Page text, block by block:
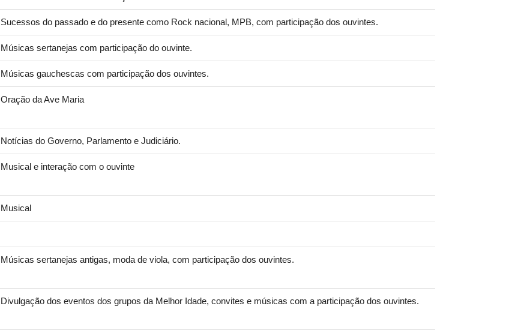
Sucessos do passado e do presente como Rock nacional, MPB, com participação dos ouvintes.
Músicas sertanejas com participação do ouvinte.
Músicas gauchescas com participação dos ouvintes.
Oração da Ave Maria
Notícias do Governo, Parlamento e Judiciário.
Musical e interação com o ouvinte
Musical
Músicas sertanejas antigas, moda de viola, com participação dos ouvintes.
Divulgação dos eventos dos grupos da Melhor Idade, convites e músicas com a participação dos ouvintes.